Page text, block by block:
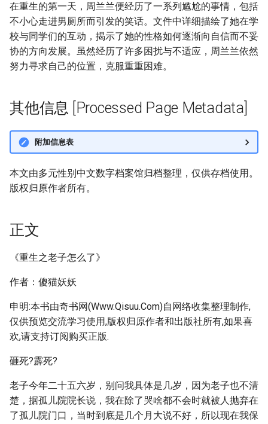
在重生的第一天，周兰兰便经历了一系列尴尬的事情，包括
不小心走进男厕所而引发的笑话。文件中详细描绘了她在学
校与同学们的互动，揭示了她的性格如何逐渐向自信而不妥
协的方向发展。虽然经历了许多困扰与不适应，周兰兰依然
努力寻求自己的位置，克服重重困难。
其他信息 [Processed Page Metadata]
附加信息表
本文由多元性别中文数字档案馆归档整理，仅供存档使用。
版权归原作者所有。
正文
《重生之老子怎么了》
作者：傻猫妖妖
申明:本书由奇书网(Www.Qisuu.Com)自网络收集整理制作,
仅供预览交流学习使用,版权归原作者和出版社所有,如果喜
欢,请支持订阅购买正版.
砸死?霹死?
老子今年二十五六岁，别问我具体是几岁，因为老子也不清
楚，据孤儿院院长说，我在除了哭啥都不会时就被人抛弃在
了孤儿院门口，当时到底是几个月大说不好，所以现在我保